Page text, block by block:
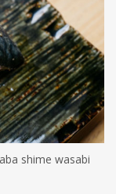
shime wasabi